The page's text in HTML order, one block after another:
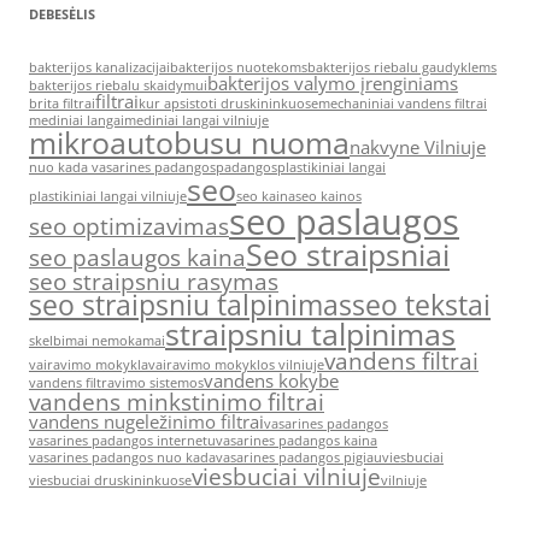
DEBESĖLIS
bakterijos kanalizacijaibakterijos nuotekomsbakterijos riebalu gaudyklems
bakterijos riebalu skaidymuibakterijos valymo įrenginiams
brita filtraifiltraikur apsistoti druskininkuosemechaniniai vandens filtrai
mediniai langaimediniai langai vilniuje
mikroautobusu nuomanakvyne Vilniuje
nuo kada vasarines padangospadangosplastikiniai langai
plastikiniai langai vilniujeseoseo kainaseo kainos
seo optimizavimasseo paslaugos
seo paslaugos kainaSeo straipsniai
seo straipsniu rasymas
seo straipsniu talpinimasseo tekstai
skelbimai nemokamaistraipsniu talpinimas
vairavimo mokyklavairavimo mokyklos vilniujevandens filtrai
vandens filtravimo sistemosvandens kokybe
vandens minkstinimo filtrai
vandens nugeležinimo filtraivasarines padangos
vasarines padangos internetuvasarines padangos kaina
vasarines padangos nuo kadavasarines padangos pigiauviesbuciai
viesbuciai druskininkuoseviesbuciai vilniujevilniuje